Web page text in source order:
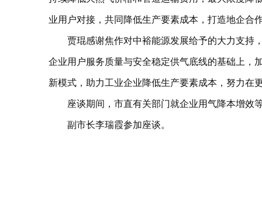
业用户对接，共同降低生产要素成本，打造地企合
贾琨感谢焦作对中裕能源发展给予的大力支持
企业用户服务质量与安全稳定供气底线的基础上，
新模式，助力工业企业降低生产要素成本，努力在
座谈期间，市直有关部门就企业用气降本增效
副市长李瑞霞参加座谈。